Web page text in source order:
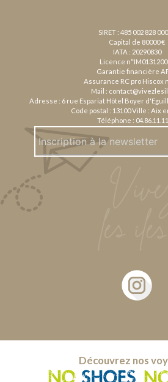
SIRET : 485 002 828
Capital de 80000 €
IATA : 20290830
Licence
Garantie financière
Assurance RC pro Hiscox
Mail :
Adresse : 6 rue Espariat Hôtel Boyer
Code postal : 13100 Ville : Aix
Téléphone :
Découvrez nos